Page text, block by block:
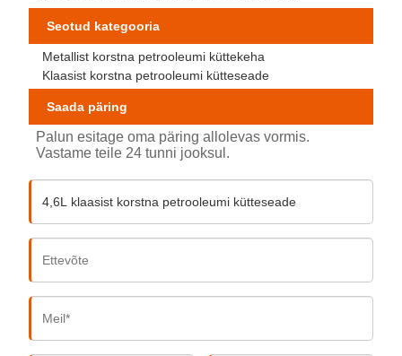
Seotud kategooria
Metallist korstna petrooleumi küttekeha
Klaasist korstna petrooleumi kütteseade
Saada päring
Palun esitage oma päring allolevas vormis.
Vastame teile 24 tunni jooksul.